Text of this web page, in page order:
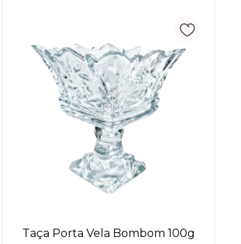
Taça Porta Vela Bombom 100g